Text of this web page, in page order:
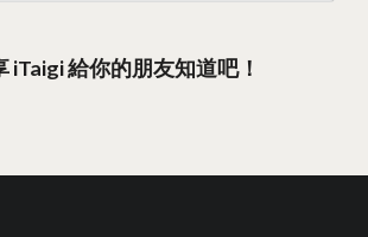
iTaigi 給你的朋友知道吧！